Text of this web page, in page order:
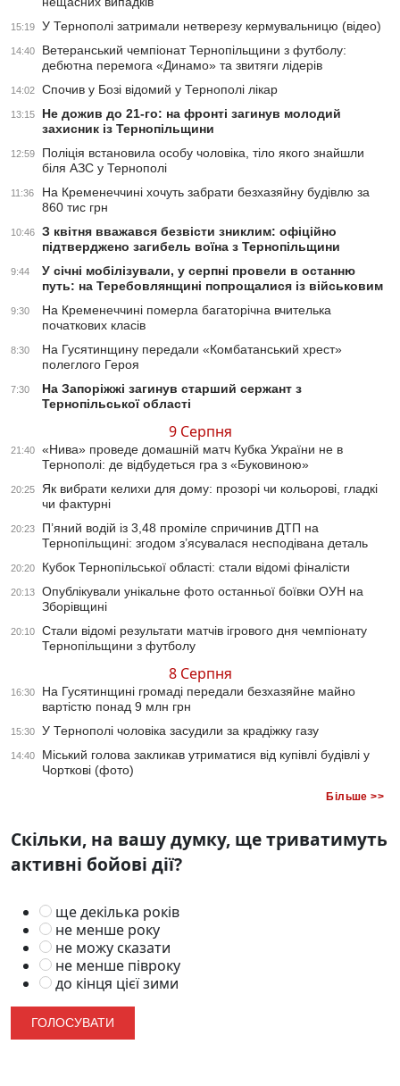
15:19 У Тернополі затримали нетверезу кермувальницю (відео)
14:40
Ветеранський чемпіонат Тернопільщини з футболу:
дебютна перемога «Динамо» та звитяги лідерів
14:02 Спочив у Бозі відомий у Тернополі лікар
13:15
Не дожив до 21-го: на фронті загинув молодий
захисник із Тернопільщини
12:59
Поліція встановила особу чоловіка, тіло якого знайшли
біля АЗС у Тернополі
11:36
На Кременеччині хочуть забрати безхазяйну будівлю за
860 тис грн
10:46
З квітня вважався безвісти зниклим: офіційно
підтверджено загибель воїна з Тернопільщини
9:44
У січні мобілізували, у серпні провели в останню
путь: на Теребовлянщині попрощалися із військовим
9:30
На Кременеччині померла багаторічна вчителька
початкових класів
8:30
На Гусятинщину передали «Комбатанський хрест»
полеглого Героя
7:30
На Запоріжжі загинув старший сержант з
Тернопільської області
9 Серпня
21:40
«Нива» проведе домашній матч Кубка України не в
Тернополі: де відбудеться гра з «Буковиною»
20:25
Як вибрати келихи для дому: прозорі чи кольорові, гладкі
чи фактурні
20:23
П’яний водій із 3,48 проміле спричинив ДТП на
Тернопільщині: згодом з’ясувалася несподівана деталь
20:20 Кубок Тернопільської області: стали відомі фіналісти
20:13
Опублікували унікальне фото останньої боївки ОУН на
Зборівщині
20:10
Стали відомі результати матчів ігрового дня чемпіонату
Тернопільщини з футболу
8 Серпня
16:30
На Гусятинщині громаді передали безхазяйне майно
вартістю понад 9 млн грн
15:30 У Тернополі чоловіка засудили за крадіжку газу
14:40
Міський голова закликав утриматися від купівлі будівлі у
Чорткові (фото)
Більше >>
Скільки, на вашу думку, ще триватимуть
активні бойові дії?
ще декілька років
не менше року
не можу сказати
не менше півроку
до кінця цієї зими